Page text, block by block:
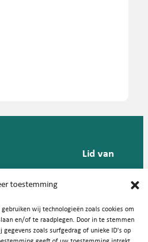
toestemming
wij technologieën zoals cookies om
en/of te raadplegen. Door in te stemmen
zoals surfgedrag of unieke ID's op
T: 088 -
57
Lid van